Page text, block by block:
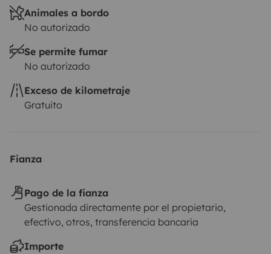
Animales a bordo
No autorizado
Se permite fumar
No autorizado
Exceso de kilometraje
Gratuito
Fianza
Pago de la fianza
Gestionada directamente por el propietario,
efectivo, otros, transferencia bancaria
Importe